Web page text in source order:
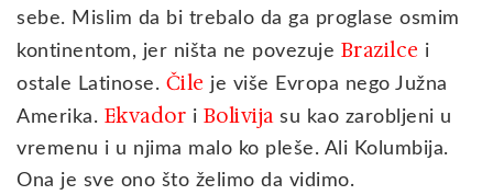
sebe. Mislim da bi trebalo da ga proglase osmim
kontinentom, jer ništa ne povezuje Brazilce i
ostale Latinose. Čile je više Evropa nego Južna
Amerika. Ekvador i Bolivijasu kao zarobljeni u
vremenu i u njima malo ko pleše. Ali Kolumbija.
Ona je sve ono što želimo da vidimo.